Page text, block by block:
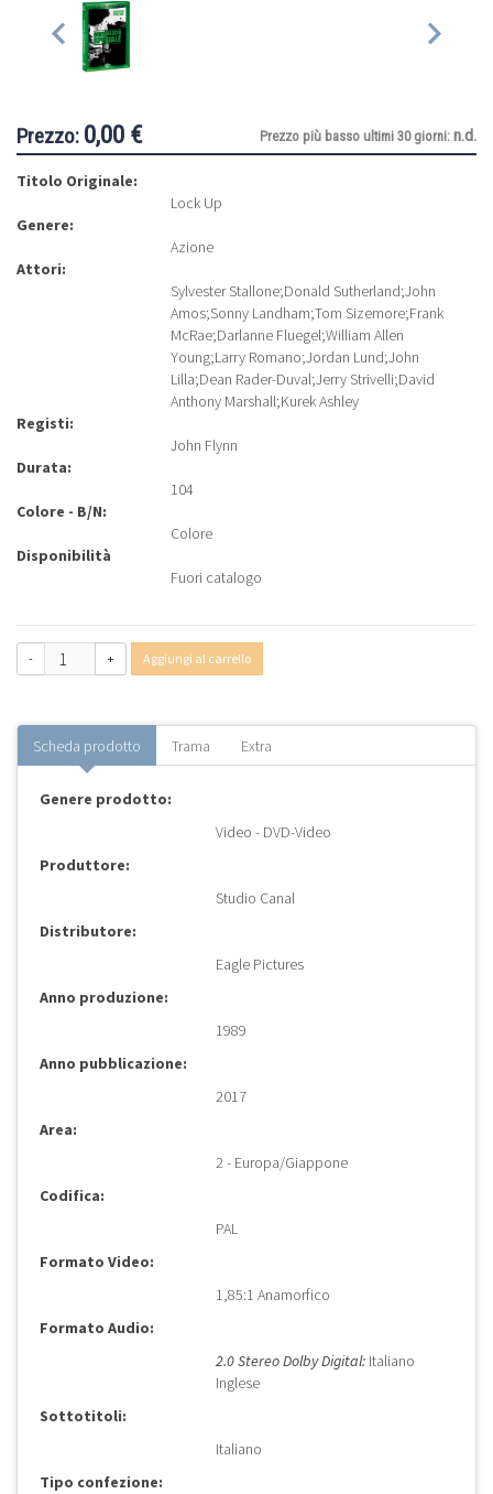
Prezzo: 0,00 € Prezzo più basso ultimi 30 giorni: n.d.
Titolo Originale:
Lock Up
Genere:
Azione
Attori:
Sylvester Stallone;Donald Sutherland;John
Amos;Sonny Landham;Tom Sizemore;Frank
McRae;Darlanne Fluegel;William Allen
Young;Larry Romano;Jordan Lund;John
Lilla;Dean Rader-Duval;Jerry Strivelli;David
Anthony Marshall;Kurek Ashley
Registi:
John Flynn
Durata:
104
Colore - B/N:
Colore
Disponibilità
Fuori catalogo
- + Aggiungi al carrello
Scheda prodotto Trama Extra
Genere prodotto:
Video - DVD-Video
Produttore:
Studio Canal
Distributore:
Eagle Pictures
Anno produzione:
1989
Anno pubblicazione:
2017
Area:
2 - Europa/Giappone
Codifica:
PAL
Formato Video:
1,85:1 Anamorfico
Formato Audio:
2.0 Stereo Dolby Digital: Italiano
Inglese
Sottotitoli:
Italiano
Tipo confezione: